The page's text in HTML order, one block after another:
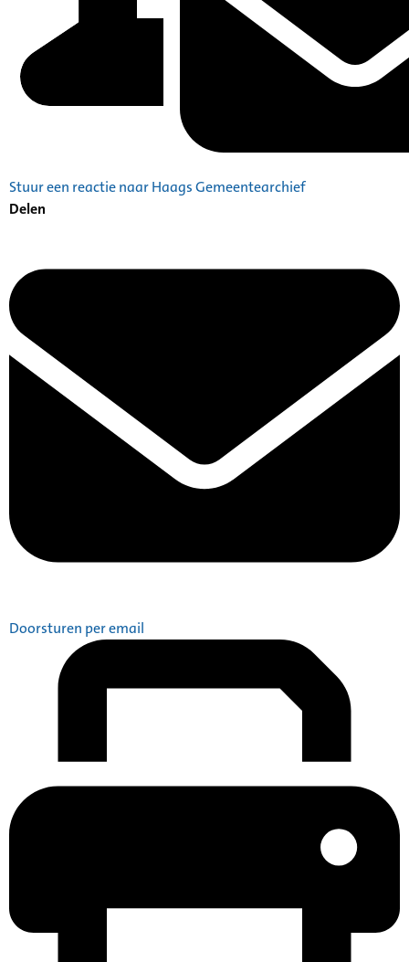
Stuur een reactie naar Haags Gemeentearchief
Delen
Doorsturen per email